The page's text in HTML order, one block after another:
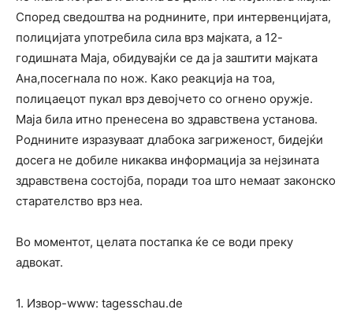
Според сведоштва на роднините, при интервенцијата,
полицијата употребила сила врз мајката, а 12-
годишната Маја, обидувајќи се да ја заштити мајката
Ана,посегнала по нож. Како реакција на тоа,
полицаецот пукал врз девојчето со огнено оружје.
Маја била итно пренесена во здравствена установа.
Роднините изразуваат длабока загриженост, бидејќи
досега не добиле никаква информација за нејзината
здравствена состојба, поради тоа што немаат законско
старателство врз неа.
Во моментот, целата постапка ќе се води преку
адвокат.
1. Извор-www: tagesschau.de